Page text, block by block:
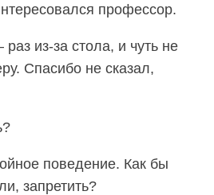
профессор.
из-за стола, и чуть не
Спасибо не сказал,
поведение. Как бы
запретить?